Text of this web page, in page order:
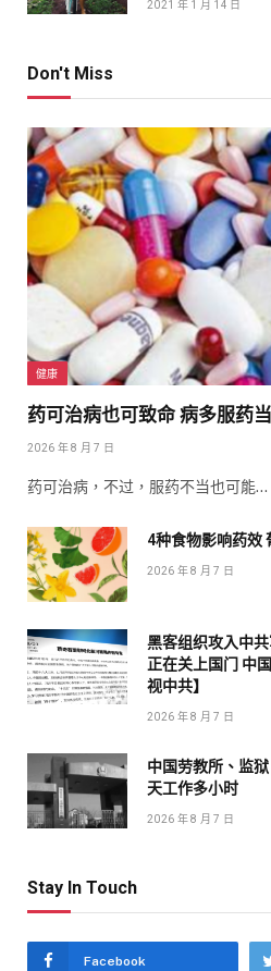
2021 年 1 月 14 日
Don't Miss
健康
药可治病也可致命 病多服药
2026 年 8 月 7 日
药可治病，不过，服药不当也可能…
4种食物影响药效
2026 年 8 月 7 日
黑客组织攻入中
正在关上国门 中
视中共】
2026 年 8 月 7 日
中国劳教所、监
天工作多小时
2026 年 8 月 7 日
Stay In Touch
Facebook